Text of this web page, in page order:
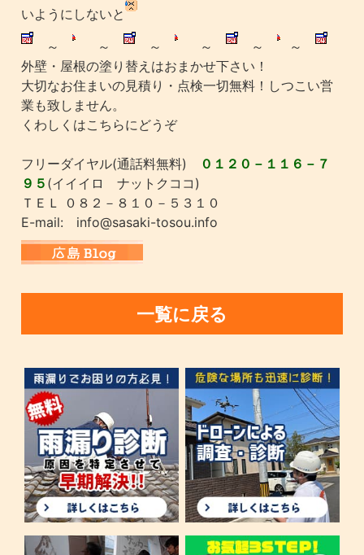
いようにしないと
～
～ ～ ～ ～
～
外壁・屋根の塗り替えはおまかせ下さい！
大切なお住まいの見積り・点検一切無料！しつこい営
業も致しません。
くわしくはこちらにどうぞ
フリーダイヤル(通話料無料)
０１２０－１１６－７
９５ (イイイロ ナットクココ)
ＴＥＬ ０８２－８１０－５３１０
E-mail: info@sasaki-tosou.info
一覧に戻る